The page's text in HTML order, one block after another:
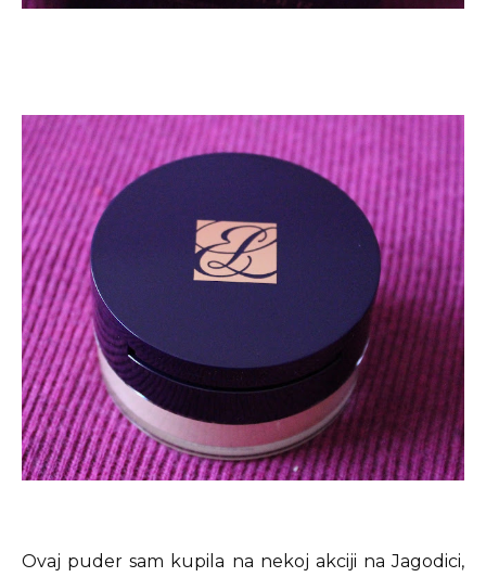
Ovaj puder sam kupila na nekoj akciji na Jagodici,